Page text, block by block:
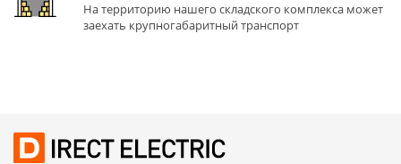
На территорию нашего складского комплекса может
заехать крупногабаритный транспорт